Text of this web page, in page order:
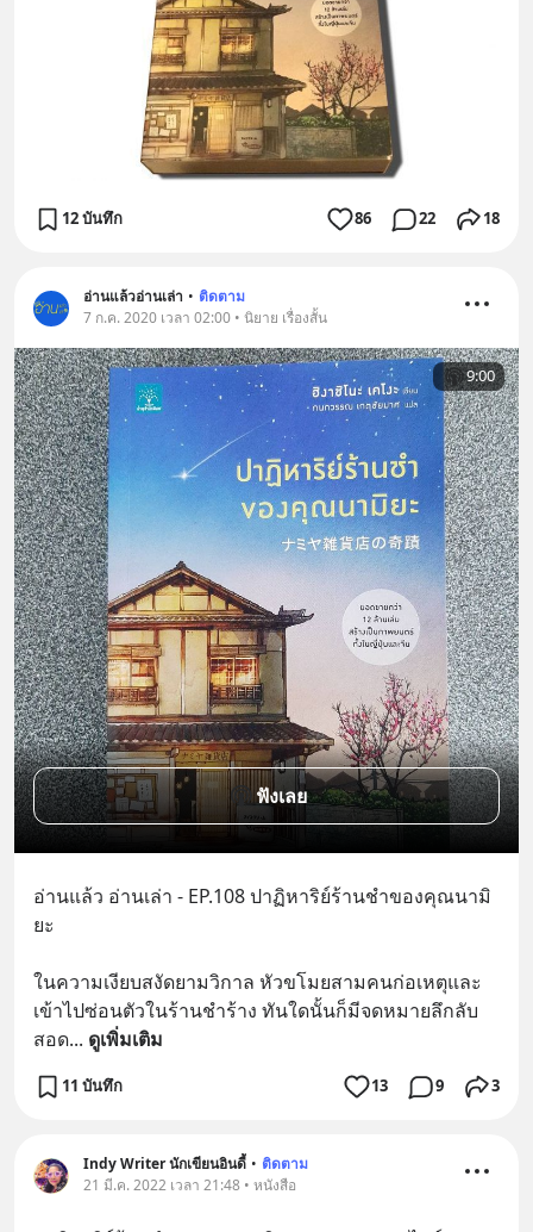
12 บันทึก 86 22 18
อ่านแล้วอ่านเล่า • ติดตาม
7 ก.ค. 2020 เวลา 02:00 • นิยาย เรื่องสั้น
9:00
ฟังเลย
อ่านแล้ว อ่านเล่า - EP.108 ปาฏิหาริย์ร้านชำของคุณนามิ
ยะ
ในความเงียบสงัดยามวิกาล หัวขโมยสามคนก่อเหตุและ
เข้าไปซ่อนตัวในร้านชำร้าง ทันใดนั้นก็มีจดหมายลึกลับ
สอด... ดูเพิ่มเติม
11 บันทึก 13 9 3
Indy Writer นักเขียนอินดี้ • ติดตาม
21 มี.ค. 2022 เวลา 21:48 • หนังสือ